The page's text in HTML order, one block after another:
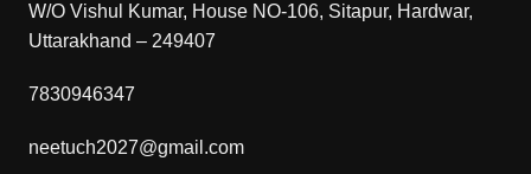
W/O Vishul Kumar, House NO-106, Sitapur, Hardwar,
Uttarakhand – 249407
7830946347
neetuch2027@gmail.com